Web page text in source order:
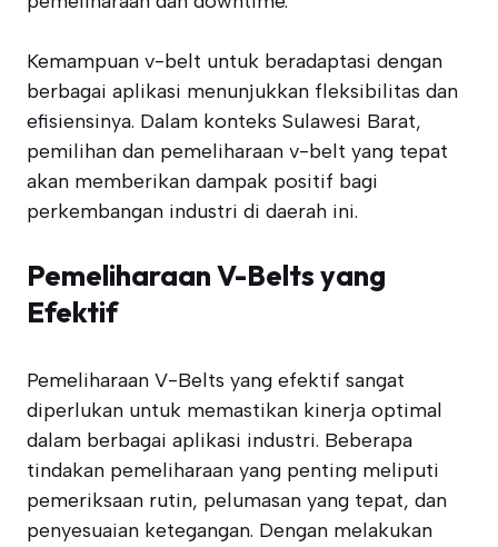
Kemampuan v-belt untuk beradaptasi dengan
berbagai aplikasi menunjukkan fleksibilitas dan
efisiensinya. Dalam konteks Sulawesi Barat,
pemilihan dan pemeliharaan v-belt yang tepat
akan memberikan dampak positif bagi
perkembangan industri di daerah ini.
Pemeliharaan V-Belts yang
Efektif
Pemeliharaan V-Belts yang efektif sangat
diperlukan untuk memastikan kinerja optimal
dalam berbagai aplikasi industri. Beberapa
tindakan pemeliharaan yang penting meliputi
pemeriksaan rutin, pelumasan yang tepat, dan
penyesuaian ketegangan. Dengan melakukan